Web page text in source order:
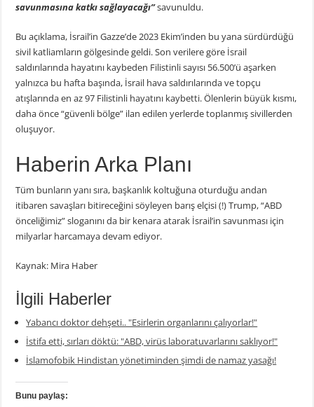
savunmasına katkı sağlayacağı”savunuldu.
Bu açıklama, İsrail’in Gazze’de 2023 Ekim’inden bu yana sürdürdüğü
sivil katliamların gölgesinde geldi. Son verilere göre İsrail
saldırılarında hayatını kaybeden Filistinli sayısı 56.500’ü aşarken
yalnızca bu hafta başında, İsrail hava saldırılarında ve topçu
atışlarında en az 97 Filistinli hayatını kaybetti. Ölenlerin büyük kısmı,
daha önce “güvenli bölge” ilan edilen yerlerde toplanmış sivillerden
oluşuyor.
Haberin Arka Planı
Tüm bunların yanı sıra, başkanlık koltuğuna oturduğu andan
itibaren savaşları bitireceğini söyleyen barış elçisi (!) Trump, “ABD
önceliğimiz” sloganını da bir kenara atarak İsrail’in savunması için
milyarlar harcamaya devam ediyor.
Kaynak: Mira Haber
İlgili Haberler
Yabancı doktor dehşeti.. "Esirlerin organlarını çalıyorlar!"
İstifa etti, sırları döktü: "ABD, virüs laboratuvarlarını saklıyor!"
İslamofobik Hindistan yönetiminden şimdi de namaz yasağı!
Bunu paylaş: